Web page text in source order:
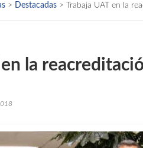
> Destacadas > Trabaja UAT en la
la